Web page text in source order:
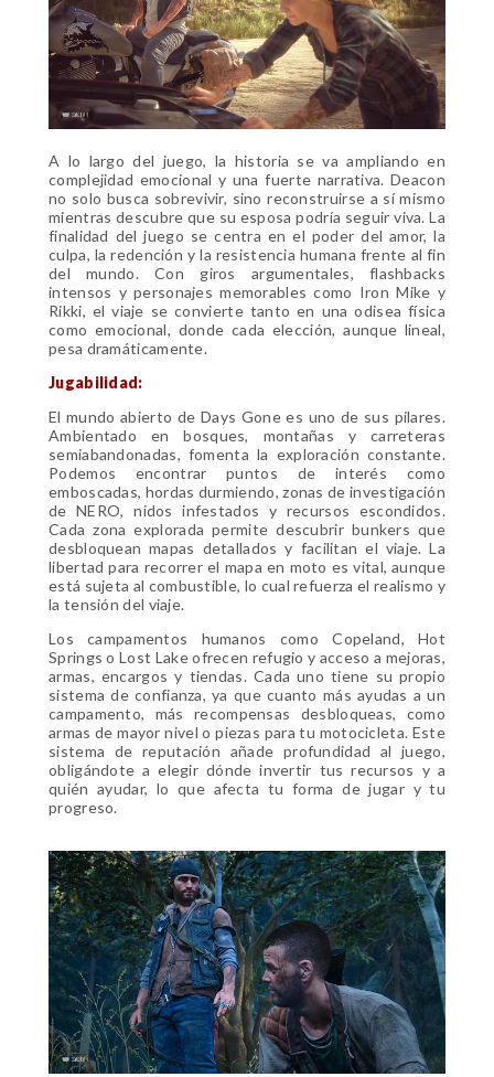
A lo largo del juego, la historia se va ampliando en
complejidad emocional y una fuerte narrativa. Deacon
no solo busca sobrevivir, sino reconstruirse a sí mismo
mientras descubre que su esposa podría seguir viva. La
finalidad del juego se centra en el poder del amor, la
culpa, la redención y la resistencia humana frente al fin
del mundo. Con giros argumentales, flashbacks
intensos y personajes memorables como Iron Mike y
Rikki, el viaje se convierte tanto en una odisea física
como emocional, donde cada elección, aunque lineal,
pesa dramáticamente.
Jugabilidad:
El mundo abierto de Days Gone es uno de sus pilares.
Ambientado en bosques, montañas y carreteras
semiabandonadas, fomenta la exploración constante.
Podemos encontrar puntos de interés como
emboscadas, hordas durmiendo, zonas de investigación
de NERO, nidos infestados y recursos escondidos.
Cada zona explorada permite descubrir bunkers que
desbloquean mapas detallados y facilitan el viaje. La
libertad para recorrer el mapa en moto es vital, aunque
está sujeta al combustible, lo cual refuerza el realismo y
la tensión del viaje.
Los campamentos humanos como Copeland, Hot
Springs o Lost Lake ofrecen refugio y acceso a mejoras,
armas, encargos y tiendas. Cada uno tiene su propio
sistema de confianza, ya que cuanto más ayudas a un
campamento, más recompensas desbloqueas, como
armas de mayor nivel o piezas para tu motocicleta. Este
sistema de reputación añade profundidad al juego,
obligándote a elegir dónde invertir tus recursos y a
quién ayudar, lo que afecta tu forma de jugar y tu
progreso.